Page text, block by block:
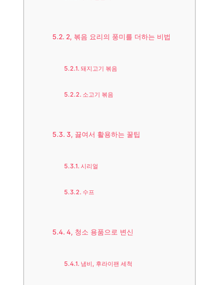
2, 볶음 요리의 풍미를 더하는 비법
돼지고기 볶음
소고기 볶음
3, 끓여서 활용하는 꿀팁
시리얼
수프
4, 청소 용품으로 변신
냄비, 후라이팬 세척